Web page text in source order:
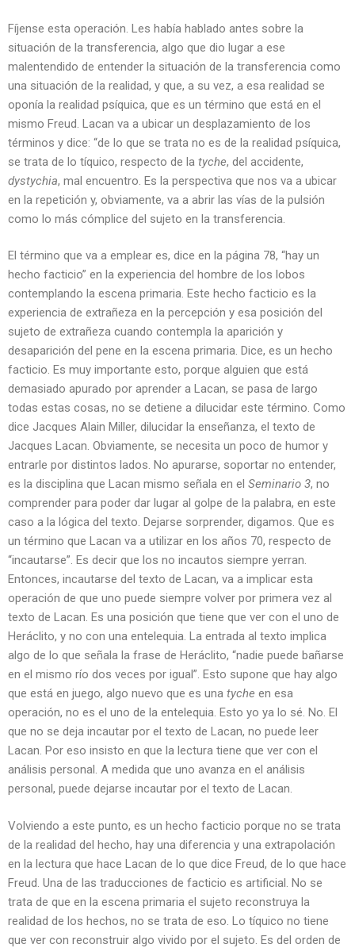
Fíjense esta operación. Les había hablado antes sobre la
situación de la transferencia, algo que dio lugar a ese
malentendido de entender la situación de la transferencia como
una situación de la realidad, y que, a su vez, a esa realidad se
oponía la realidad psíquica, que es un término que está en el
mismo Freud. Lacan va a ubicar un desplazamiento de los
términos y dice: “de lo que se trata no es de la realidad psíquica,
se trata de lo tíquico, respecto de la tyche, del accidente,
dystychia, mal encuentro. Es la perspectiva que nos va a ubicar
en la repetición y, obviamente, va a abrir las vías de la pulsión
como lo más cómplice del sujeto en la transferencia.
El término que va a emplear es, dice en la página 78, “hay un
hecho facticio” en la experiencia del hombre de los lobos
contemplando la escena primaria. Este hecho facticio es la
experiencia de extrañeza en la percepción y esa posición del
sujeto de extrañeza cuando contempla la aparición y
desaparición del pene en la escena primaria. Dice, es un hecho
facticio. Es muy importante esto, porque alguien que está
demasiado apurado por aprender a Lacan, se pasa de largo
todas estas cosas, no se detiene a dilucidar este término. Como
dice Jacques Alain Miller, dilucidar la enseñanza, el texto de
Jacques Lacan. Obviamente, se necesita un poco de humor y
entrarle por distintos lados. No apurarse, soportar no entender,
es la disciplina que Lacan mismo señala en el Seminario 3, no
comprender para poder dar lugar al golpe de la palabra, en este
caso a la lógica del texto. Dejarse sorprender, digamos. Que es
un término que Lacan va a utilizar en los años 70, respecto de
“incautarse”. Es decir que los no incautos siempre yerran.
Entonces, incautarse del texto de Lacan, va a implicar esta
operación de que uno puede siempre volver por primera vez al
texto de Lacan. Es una posición que tiene que ver con el uno de
Heráclito, y no con una entelequia. La entrada al texto implica
algo de lo que señala la frase de Heráclito, “nadie puede bañarse
en el mismo río dos veces por igual”. Esto supone que hay algo
que está en juego, algo nuevo que es una tyche en esa
operación, no es el uno de la entelequia. Esto yo ya lo sé. No. El
que no se deja incautar por el texto de Lacan, no puede leer
Lacan. Por eso insisto en que la lectura tiene que ver con el
análisis personal. A medida que uno avanza en el análisis
personal, puede dejarse incautar por el texto de Lacan.
Volviendo a este punto, es un hecho facticio porque no se trata
de la realidad del hecho, hay una diferencia y una extrapolación
en la lectura que hace Lacan de lo que dice Freud, de lo que hace
Freud. Una de las traducciones de facticio es artificial. No se
trata de que en la escena primaria el sujeto reconstruya la
realidad de los hechos, no se trata de eso. Lo tíquico no tiene
que ver con reconstruir algo vivido por el sujeto. Es del orden de